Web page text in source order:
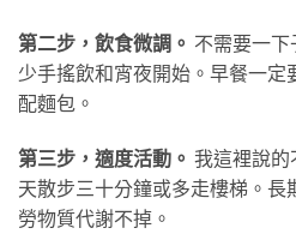
第二步，飲食微調。 不需要一
少手搖飲和宵夜開始。早餐一
配麵包。
第三步，適度活動。 我這裡說的
天散步三十分鐘或多走樓梯。
勞物質代謝不掉。